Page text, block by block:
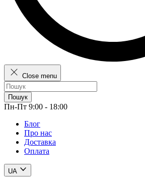
Close menu
Пошук
Пн-Пт 9:00 - 18:00
Блог
Про нас
Доставка
Оплата
UA